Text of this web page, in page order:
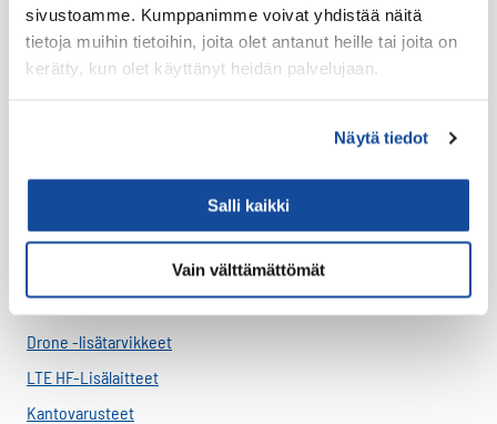
sivustoamme. Kumppanimme voivat yhdistää näitä
tietoja muihin tietoihin, joita olet antanut heille tai joita on
kerätty, kun olet käyttänyt heidän palvelujaan.
Näytä tiedot
Salli kaikki
Vain välttämättömät
Facebook Twitter LinkedIn
Ajoneuvotelakat
Antennit
Drone -lisätarvikkeet
LTE HF-Lisälaitteet
Kantovarusteet